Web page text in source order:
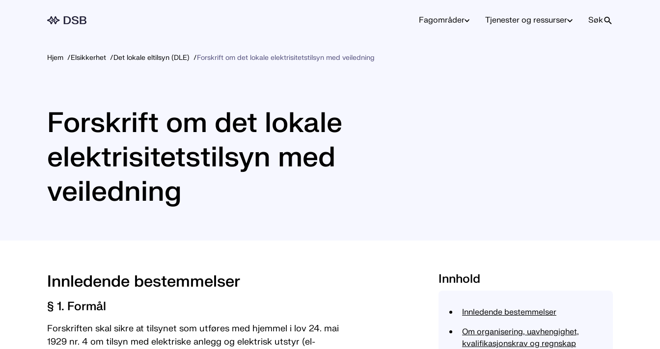
Fagområder Tjenester og ressurser Søk
Hjem Elsikkerhet Det lokale eltilsyn (DLE) Forskrift om det lokale elektrisitetstilsyn med veiledning
Forskrift om det lokale
elektrisitetstilsyn med
veiledning
Innhold
Innledende bestemmelser
Om organisering, uavhengighet,
kvalifikasjonskrav og regnskap
Innledende bestemmelser
§ 1. Formål
Forskriften skal sikre at tilsynet som utføres med hjemmel i lov 24. mai
1929 nr. 4 om tilsyn med elektriske anlegg og elektrisk utstyr (el-